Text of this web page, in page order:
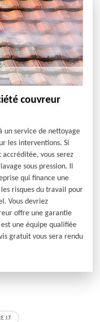
couvreur
un service de nettoyage
les interventions. Si
accréditée, vous serez
sous pression. Il
qui finance une
risques du travail pour
Vous devriez
offre une garantie
une équipe qualifiée
gratuit vous sera rendu
J.T